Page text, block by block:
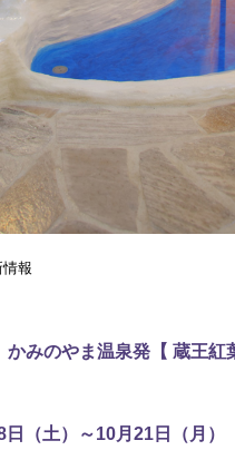
報
みのやま温泉発【 蔵王紅
（土）～10月21日（月）